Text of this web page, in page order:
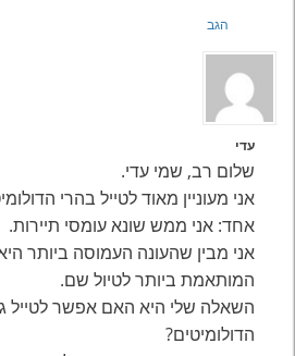
הגב
עדי
שלום רב, שמי עדי.
אני מעוניין מאוד לטייל בהרי
אחד: אני ממש שונא עומסי תיירות.
אני מבין שהעונה העמוסה ביותר
המותאמת ביותר לטיול שם.
השאלה שלי היא האם אפשר לטייל
הדולומיטים?